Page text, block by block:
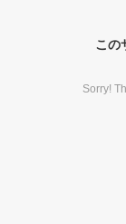
この
Sorry!